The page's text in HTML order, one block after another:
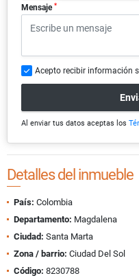
Mensaje *
Acepto recibir información
Al enviar tus datos aceptas los
Detalles del inmueble
País: Colombia
Departamento: Magdalena
Ciudad: Santa Marta
Zona / barrio: Ciudad Del Sol
Código: 8230788